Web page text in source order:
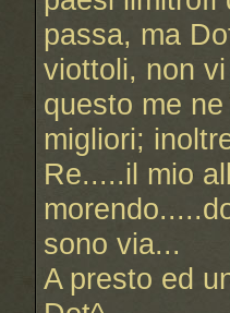
passa, ma
viottoli, non
questo me
migliori;
Re.....il mio
sono via...
A presto ed